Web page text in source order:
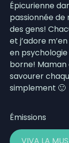
Épicurienne
passionnée de
des gens!
et j’adore
en psychologie
borne! Maman
savourer
simplement 🙂
Émissions